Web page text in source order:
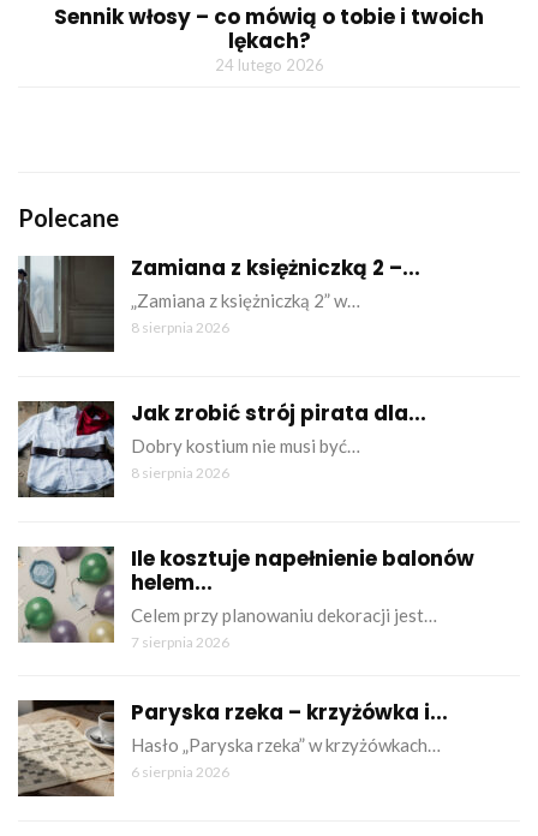
Sennik włosy – co mówią o tobie i twoich
lękach?
24 lutego 2026
Polecane
Zamiana z księżniczką 2 –...
„Zamiana z księżniczką 2” w…
8 sierpnia 2026
Jak zrobić strój pirata dla...
Dobry kostium nie musi być…
8 sierpnia 2026
Ile kosztuje napełnienie balonów
helem...
Celem przy planowaniu dekoracji jest…
7 sierpnia 2026
Paryska rzeka – krzyżówka i...
Hasło „Paryska rzeka” w krzyżówkach…
6 sierpnia 2026